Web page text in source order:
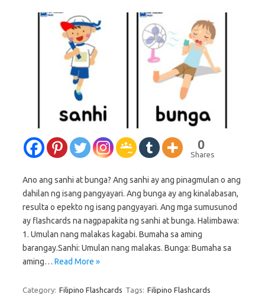
0
Shares
Ano ang sanhi at bunga? Ang sanhi ay ang pinagmulan o ang
dahilan ng isang pangyayari. Ang bunga ay ang kinalabasan,
resulta o epekto ng isang pangyayari. Ang mga sumusunod
ay flashcards na nagpapakita ng sanhi at bunga. Halimbawa:
1. Umulan nang malakas kagabi. Bumaha sa aming
barangay.Sanhi: Umulan nang malakas. Bunga: Bumaha sa
aming… Read More »
Category: Filipino Flashcards Tags: Filipino Flashcards